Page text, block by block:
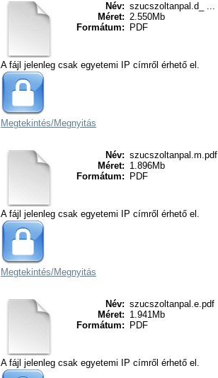
Név: szucszoltanpal.d_ ...
Méret: 2.550Mb
Formátum:
PDF
A fájl jelenleg csak egyetemi IP címről érhető el.
Megtekintés/Megnyitás
Név: szucszoltanpal.m.pdf
Méret: 1.896Mb
Formátum:
PDF
A fájl jelenleg csak egyetemi IP címről érhető el.
Megtekintés/Megnyitás
Név: szucszoltanpal.e.pdf
Méret: 1.941Mb
Formátum:
PDF
A fájl jelenleg csak egyetemi IP címről érhető el.